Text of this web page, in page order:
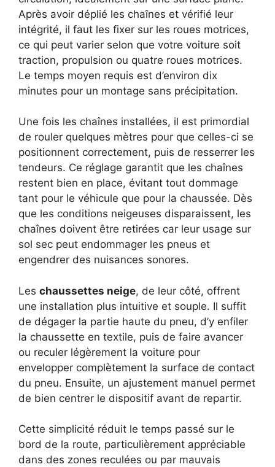
Après avoir déplié les chaînes et vérifié leur
intégrité, il faut les fixer sur les roues motrices,
ce qui peut varier selon que votre voiture soit
traction, propulsion ou quatre roues motrices.
Le temps moyen requis est d’environ dix
minutes pour un montage sans précipitation.
Une fois les chaînes installées, il est primordial
de rouler quelques mètres pour que celles-ci se
positionnent correctement, puis de resserrer les
tendeurs. Ce réglage garantit que les chaînes
restent bien en place, évitant tout dommage
tant pour le véhicule que pour la chaussée. Dès
que les conditions neigeuses disparaissent, les
chaînes doivent être retirées car leur usage sur
sol sec peut endommager les pneus et
engendrer des nuisances sonores.
Les chaussettes neige, de leur côté, offrent
une installation plus intuitive et souple. Il suffit
de dégager la partie haute du pneu, d’y enfiler
la chaussette en textile, puis de faire avancer
ou reculer légèrement la voiture pour
envelopper complètement la surface de contact
du pneu. Ensuite, un ajustement manuel permet
de bien centrer le dispositif avant de repartir.
Cette simplicité réduit le temps passé sur le
bord de la route, particulièrement appréciable
dans des zones reculées ou par mauvais